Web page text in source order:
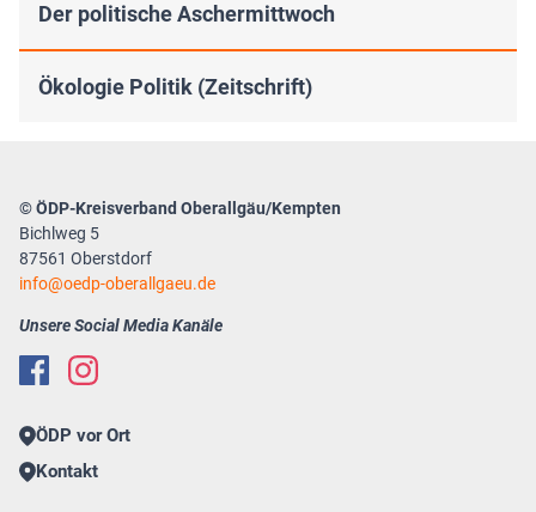
Der politische Aschermittwoch
Ökologie Politik (Zeitschrift)
© ÖDP-Kreisverband Oberallgäu/Kempten
Bichlweg 5
87561 Oberstdorf
info
oedp-oberallgaeu.de
Unsere Social Media Kanäle
ÖDP vor Ort
Kontakt